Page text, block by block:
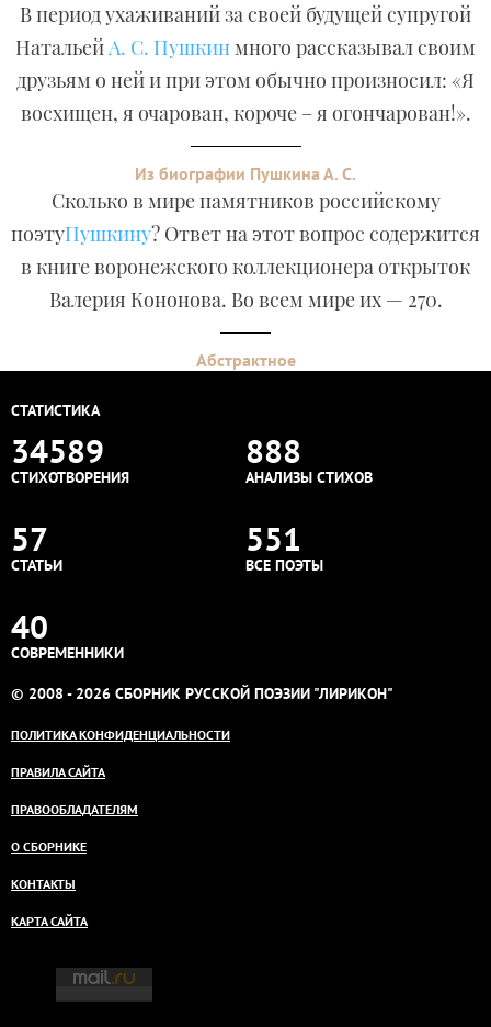
В период ухаживаний за своей будущей супругой
НатальейА. С. Пушкинмного рассказывал своим
друзьям о ней и при этом обычно произносил: «Я
восхищен, я очарован, короче – я огончарован!».
Из биографии Пушкина А. С.
Сколько в мире памятников российскому
поэтуПушкину? Ответ на этот вопрос содержится
в книге воронежского коллекционера открыток
Валерия Кононова. Во всем мире их — 270.
Абстрактное
СТАТИСТИКА
34589
СТИХОТВОРЕНИЯ
888
АНАЛИЗЫ СТИХОВ
57
СТАТЬИ
551
ВСЕ ПОЭТЫ
40
СОВРЕМЕННИКИ
© 2008 - 2026 СБОРНИК РУССКОЙ ПОЭЗИИ "ЛИРИКОН"
ПОЛИТИКА КОНФИДЕНЦИАЛЬНОСТИ
ПРАВИЛА САЙТА
ПРАВООБЛАДАТЕЛЯМ
О СБОРНИКЕ
КОНТАКТЫ
КАРТА САЙТА